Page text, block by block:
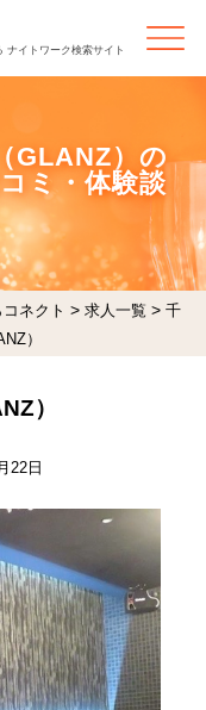
ナイトワーク検索サイト
GLANZ）の
ミ・体験談
ネクト > 求人一覧 > 千
）
）
22日